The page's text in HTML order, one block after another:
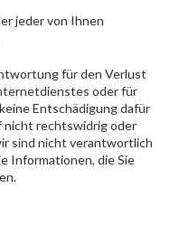
jeder von Ihnen
für den Verlust
oder für
Entschädigung dafür
nicht rechtswidrig oder
sind nicht verantwortlich
Informationen, die Sie